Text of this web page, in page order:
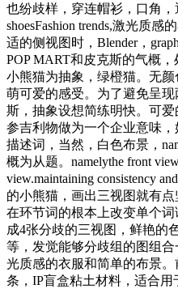
也纷歧样，穿连帽衫，口角，
shoesFashion trends,激光质
适的侧视图时，Blender，
POP MART和皮克斯的气概
小熊猫为抽象，绿橙猫。无
萌可爱的感受。为了避免呈现
斯，抽象设想简练明快。可
参吉利物做为一个企业意味
描述词，当然，白色布景，
概为从题。namelythe front
view.maintaining consistency
的小熊猫，画出三视图就有
在环节词的根本上改变单个
成4张分歧的三视图，鲜艳的
等，发觉能够分歧组的图组
光质感的衣服和简单的布景
条，IP盲盒粘土材料，适合用